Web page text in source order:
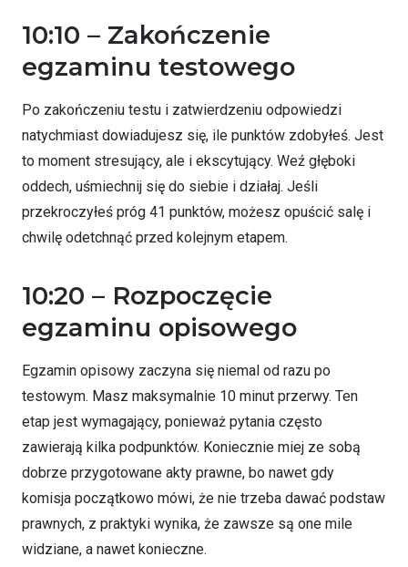
10:10 – Zakończenie
egzaminu testowego
Po zakończeniu testu i zatwierdzeniu odpowiedzi
natychmiast dowiadujesz się, ile punktów zdobyłeś. Jest
to moment stresujący, ale i ekscytujący. Weź głęboki
oddech, uśmiechnij się do siebie i działaj. Jeśli
przekroczyłeś próg 41 punktów, możesz opuścić salę i
chwilę odetchnąć przed kolejnym etapem.
10:20 – Rozpoczęcie
egzaminu opisowego
Egzamin opisowy zaczyna się niemal od razu po
testowym. Masz maksymalnie 10 minut przerwy. Ten
etap jest wymagający, ponieważ pytania często
zawierają kilka podpunktów. Koniecznie miej ze sobą
dobrze przygotowane akty prawne, bo nawet gdy
komisja początkowo mówi, że nie trzeba dawać podstaw
prawnych, z praktyki wynika, że zawsze są one mile
widziane, a nawet konieczne.